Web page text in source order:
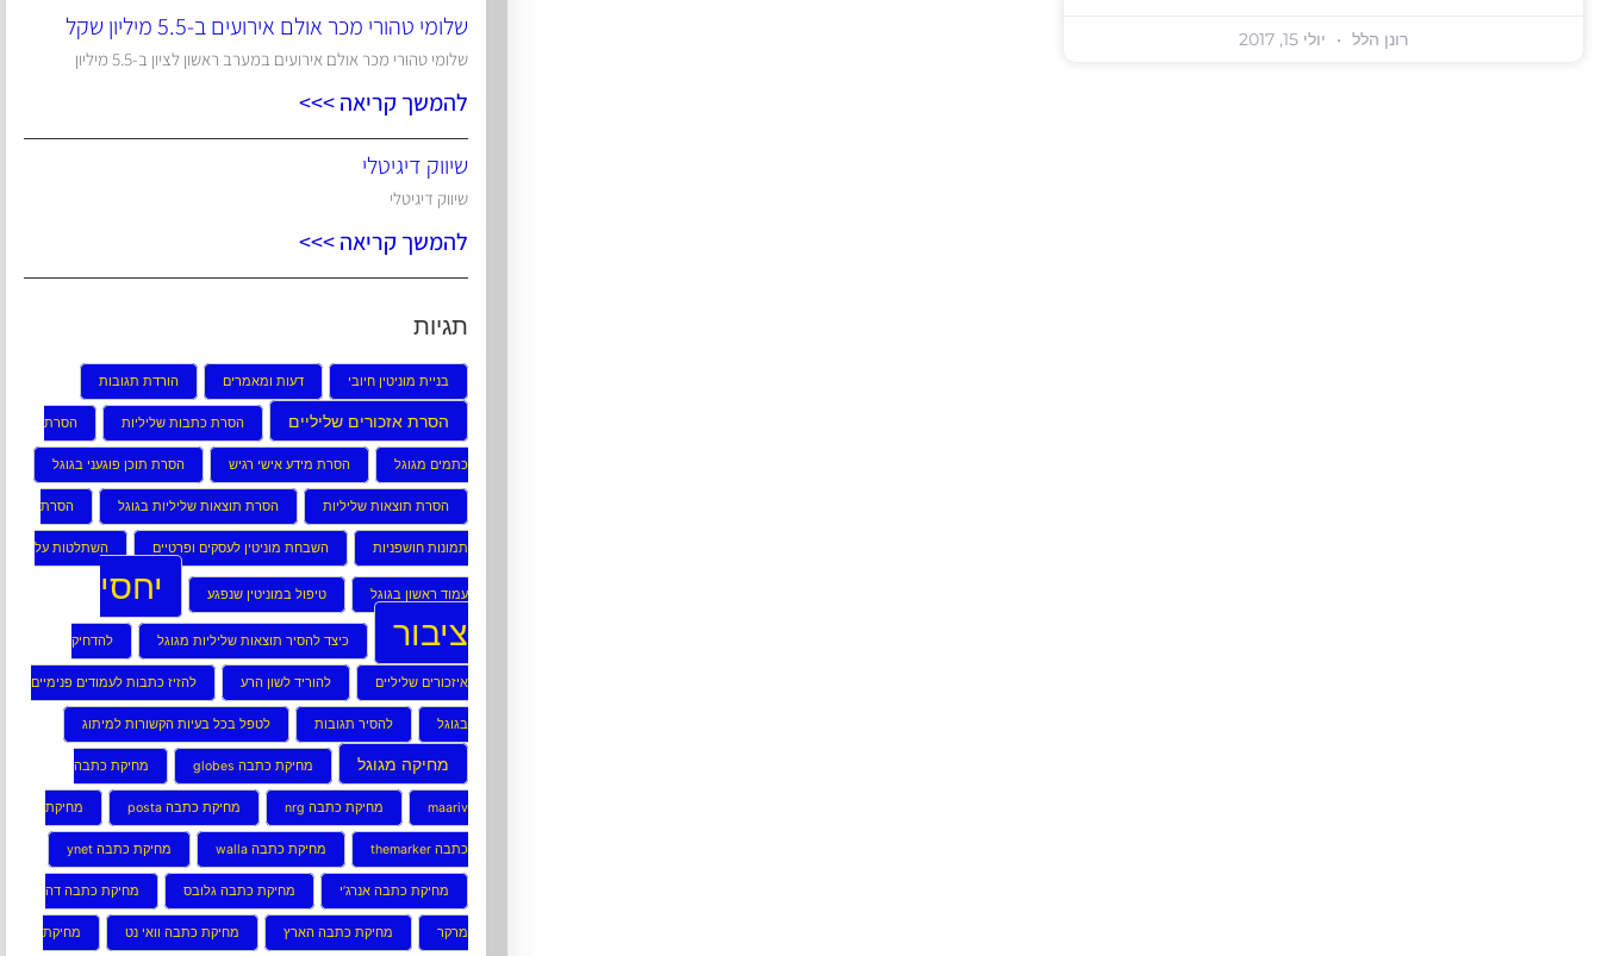
רונן הלל יולי 15, 2017 שלומי טהורי מכר אולם אירועים ב-5.5 מיליון שקל
שלומי טהורי מכר אולם אירועים במערב ראשון לציון ב-5.5 מיליון
להמשך קריאה >>>
שיווק דיגיטלי
שיווק דיגיטלי
להמשך קריאה >>>
תגיות
בניית מוניטין חיובי דעות ומאמרים הורדת תגובות
הסרת אזכורים שליליים הסרת כתבות שליליות הסרת
כתמים מגוגל הסרת מידע אישי רגיש הסרת תוכן פוגעני בגוגל
הסרת תוצאות שליליות הסרת תוצאות שליליות בגוגל הסרת
תמונות חושפניות השבחת מוניטין לעסקים ופרטיים השתלטות על
עמוד ראשון בגוגל טיפול במוניטין שנפגע
יחסי
ציבור
כיצד להסיר תוצאות שליליות מגוגל להדחיק
איזכורים שליליים להוריד לשון הרע להזיז כתבות לעמודים פנימיים
בגוגל להסיר תגובות לטפל בכל בעיות הקשורות למיתוג
מחיקה מגוגל מחיקת כתבה globes מחיקת כתבה
maariv מחיקת כתבה nrg מחיקת כתבה posta מחיקת
כתבה themarker מחיקת כתבה walla מחיקת כתבה ynet
מחיקת כתבה אנרג’י מחיקת כתבה גלובס מחיקת כתבה דה
מרקר מחיקת כתבה הארץ מחיקת כתבה וואי נט מחיקת